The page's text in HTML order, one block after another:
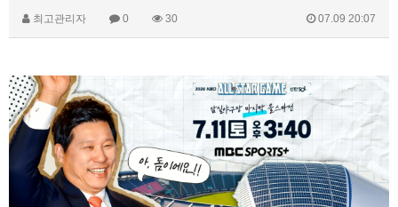
최고관리자 0 30 07.09 20:07